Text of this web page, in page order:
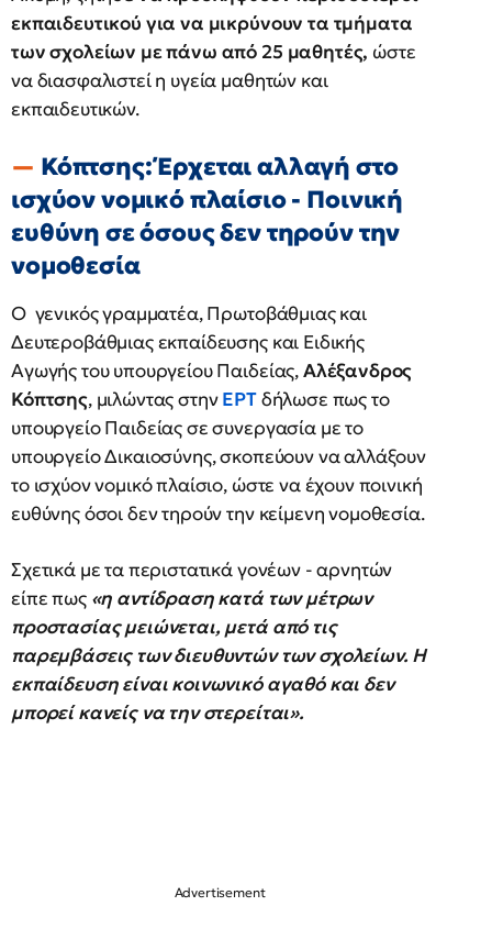
εκπαιδευτικού για να μικρύνουν τα τμήματα
των σχολείων με πάνω από 25 μαθητές, ώστε
να διασφαλιστεί η υγεία μαθητών και
εκπαιδευτικών.
Κόπτσης: Έρχεται αλλαγή στο
ισχύον νομικό πλαίσιο - Ποινική
ευθύνη σε όσους δεν τηρούν την
νομοθεσία
Ο γενικός γραμματέα, Πρωτοβάθμιας και
Δευτεροβάθμιας εκπαίδευσης και Ειδικής
Αγωγής του υπουργείου Παιδείας,Αλέξανδρος
Κόπτσης, μιλώντας στηνΕΡΤδήλωσε πως το
υπουργείο Παιδείας σε συνεργασία με το
υπουργείο Δικαιοσύνης, σκοπεύουν να αλλάξουν
το ισχύον νομικό πλαίσιο, ώστε να έχουν ποινική
ευθύνης όσοι δεν τηρούν την κείμενη νομοθεσία.
Σχετικά με τα περιστατικά γονέων - αρνητών
είπε πως «η αντίδραση κατά των μέτρων
προστασίας μειώνεται, μετά από τις
παρεμβάσεις των διευθυντών των σχολείων. Η
εκπαίδευση είναι κοινωνικό αγαθό και δεν
μπορεί κανείς να την στερείται».